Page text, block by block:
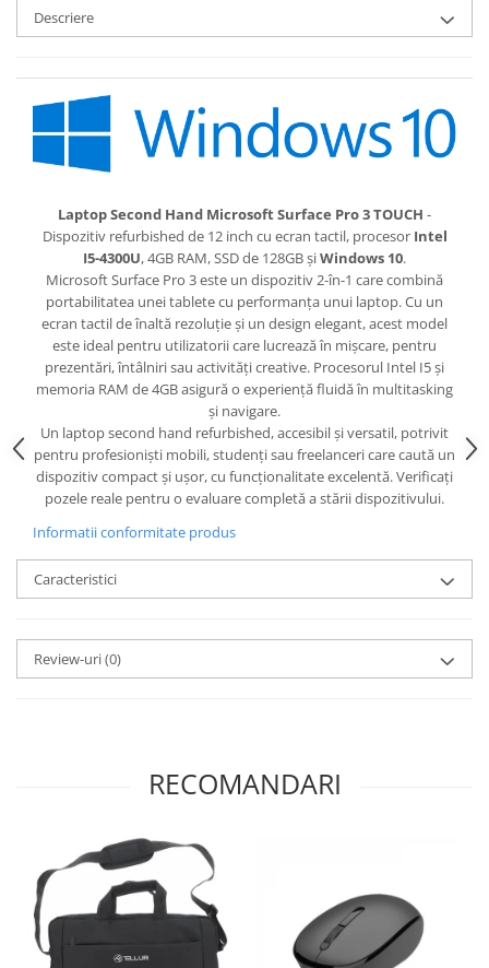
Descriere
Laptop Second Hand Microsoft Surface Pro 3 TOUCH -
Dispozitiv refurbished de 12 inch cu ecran tactil, procesor Intel
I5-4300U, 4GB RAM, SSD de 128GB șiWindows 10.
Microsoft Surface Pro 3 este un dispozitiv 2-în-1 care combină
portabilitatea unei tablete cu performanța unui laptop. Cu un
ecran tactil de înaltă rezoluție și un design elegant, acest model
este ideal pentru utilizatorii care lucrează în mișcare, pentru
prezentări, întâlniri sau activități creative. Procesorul Intel I5 și
memoria RAM de 4GB asigură o experiență fluidă în multitasking
și navigare.
Un laptop second hand refurbished, accesibil și versatil, potrivit
pentru profesioniști mobili, studenți sau freelanceri care caută un
dispozitiv compact și ușor, cu funcționalitate excelentă. Verificați
pozele reale pentru o evaluare completă a stării dispozitivului.
Informatii conformitate produs
Caracteristici
Review-uri(0)
RECOMANDARI